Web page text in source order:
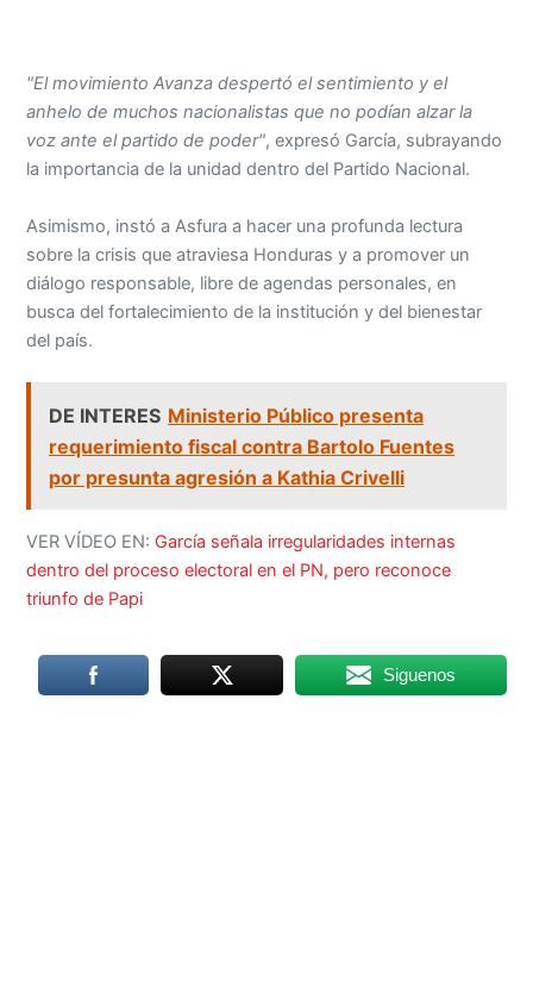
"El movimiento Avanza despertó el sentimiento y el
anhelo de muchos nacionalistas que no podían alzar la
voz ante el partido de poder", expresó García, subrayando
la importancia de la unidad dentro del Partido Nacional.
Asimismo, instó a Asfura a hacer una profunda lectura
sobre la crisis que atraviesa Honduras y a promover un
diálogo responsable, libre de agendas personales, en
busca del fortalecimiento de la institución y del bienestar
del país.
DE INTERES Ministerio Público presenta
requerimiento fiscal contra Bartolo Fuentes
por presunta agresión a Kathia Crivelli
VER VÍDEO EN: García señala irregularidades internas
dentro del proceso electoral en el PN, pero reconoce
triunfo de Papi
Siguenos